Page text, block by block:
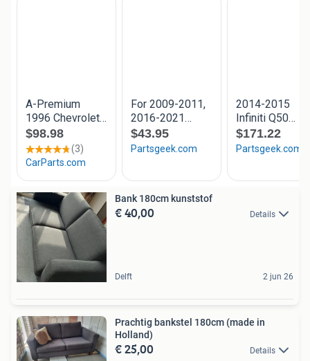
Bank 180cm kunststof
€ 40,00 Details
Delft 2 jun 26
Prachtig bankstel 180cm (made in
Holland)
€ 25,00 Details